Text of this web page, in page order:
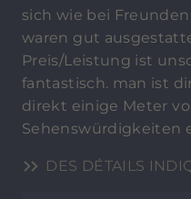
sich wie bei
waren gut
Preis/Leistung ist
fantastisch. man ist
direkt einige Meter
Sehenswürdigkeiten
DES DÉTAILS